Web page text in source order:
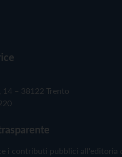
– 38122 Trento
i contributi pubblici all'editoria